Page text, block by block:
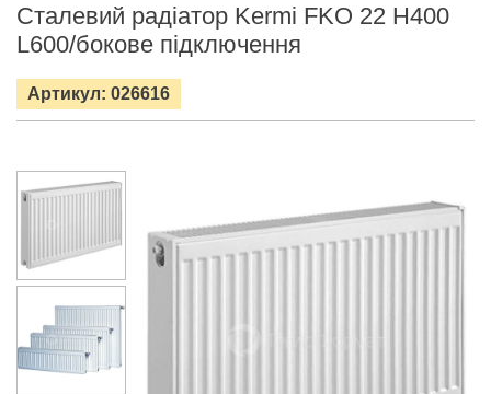
Сталевий радіатор Kermi FKO 22 H400
L600/бокове підключення
Артикул: 026616